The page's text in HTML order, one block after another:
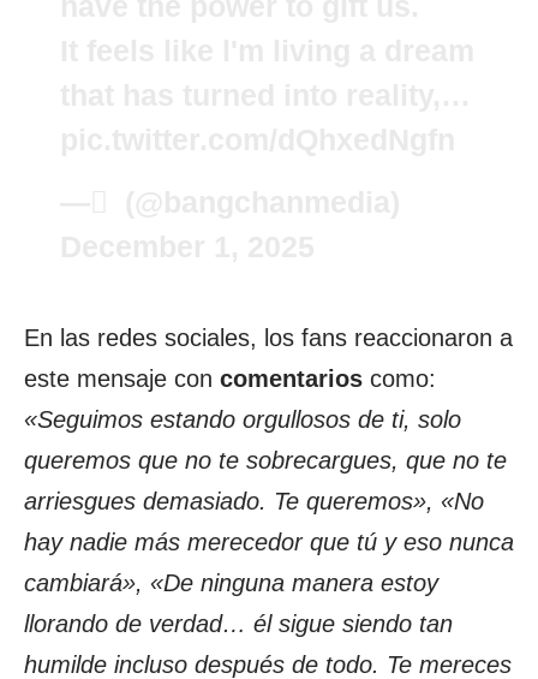
En las redes sociales, los fans reaccionaron a
este mensaje con comentarios como:
«Seguimos estando orgullosos de ti, solo
queremos que no te sobrecargues, que no te
arriesgues demasiado. Te queremos», «No
hay nadie más merecedor que tú y eso nunca
cambiará», «De ninguna manera estoy
llorando de verdad… él sigue siendo tan
humilde incluso después de todo. Te mereces